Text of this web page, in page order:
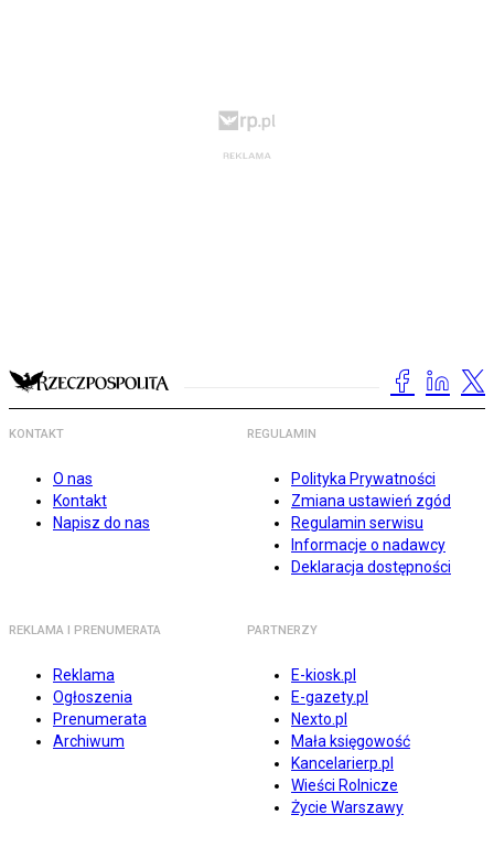
KONTAKT
O nas
Kontakt
Napisz do nas
REGULAMIN
Polityka Prywatności
Zmiana ustawień zgód
Regulamin serwisu
Informacje o nadawcy
Deklaracja dostępności
REKLAMA I PRENUMERATA
Reklama
Ogłoszenia
Prenumerata
Archiwum
PARTNERZY
E-kiosk.pl
E-gazety.pl
Nexto.pl
Mała księgowość
Kancelarierp.pl
Wieści Rolnicze
Życie Warszawy